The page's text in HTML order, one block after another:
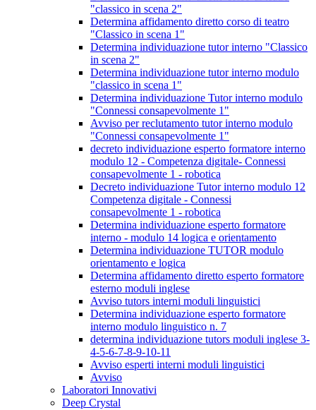
"classico in scena 2"
Determina affidamento diretto corso di teatro
"Classico in scena 1"
Determina individuazione tutor interno "Classico
in scena 2"
Determina individuazione tutor interno modulo
"classico in scena 1"
Determina individuazione Tutor interno modulo
"Connessi consapevolmente 1"
Avviso per reclutamento tutor interno modulo
"Connessi consapevolmente 1"
decreto individuazione esperto formatore interno
modulo 12 - Competenza digitale- Connessi
consapevolmente 1 - robotica
Decreto individuazione Tutor interno modulo 12
Competenza digitale - Connessi
consapevolmente 1 - robotica
Determina individuazione esperto formatore
interno - modulo 14 logica e orientamento
Determina individuazione TUTOR modulo
orientamento e logica
Determina affidamento diretto esperto formatore
esterno moduli inglese
Avviso tutors interni moduli linguistici
Determina individuazione esperto formatore
interno modulo linguistico n. 7
determina individuazione tutors moduli inglese 3-
4-5-6-7-8-9-10-11
Avviso esperti interni moduli linguistici
Avviso
Laboratori Innovativi
Deep Crystal